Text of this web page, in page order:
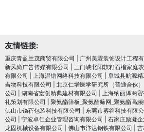
友情链接:
重庆青盈兰茂商贸有限公司 广州美霖装饰设计工程
新风尚广告传媒有限公司
三门峡北阳软籽石榴家庭
有限公司
上海温锴网络科技有限公司 阜城县航源
吉物科技有限公司
北京仁增医学研究所（普通合伙）
公司
湖南省宏创精典建材有限公司 上海纳丽泽商
礼策划有限公司
聚氨酯筛板_聚氨酯筛网_聚氨酯高
佛山市镝蓓包装科技有限公司
东莞市雾谷科技有限
公司
宁波卓仁企业管理咨询有限公司 石家庄励凝
龙固机械设备有限公司
佛山市汴达钢铁有限公司